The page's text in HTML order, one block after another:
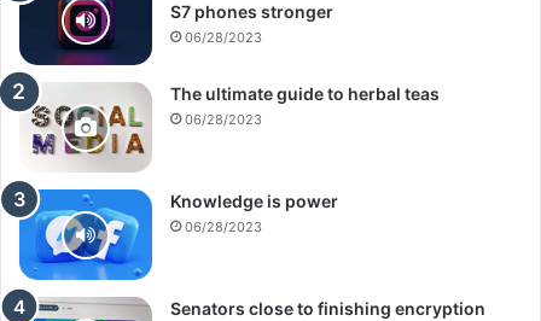
S7 phones stronger
06/28/2023
The ultimate guide to herbal teas
06/28/2023
Knowledge is power
06/28/2023
Senators close to finishing encryption